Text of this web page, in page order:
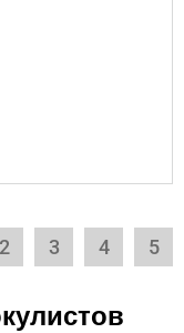
2 3 4 5